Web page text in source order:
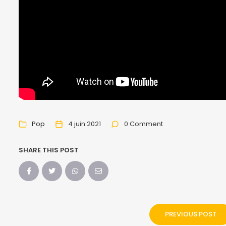
Pop 4 juin 2021 0 Comment
SHARE THIS POST
PREVIOUS POST